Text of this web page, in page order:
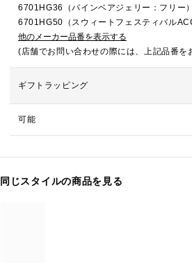
6701HG36（パインベアジェリー：フリー）
6701HG50（スウィートフェスティバル
他のメーカー品番を表示する
(店舗でお問い合わせの際には、上記品番を
ギフトラッピング
可能
同じスタイルの商品を見る